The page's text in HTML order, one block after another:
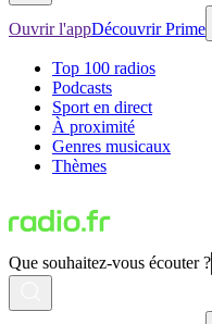
Ouvrir l'appDécouvrir Prime
Top 100 radios
Podcasts
Sport en direct
À proximité
Genres musicaux
Thèmes
Que souhaitez-vous écouter ?